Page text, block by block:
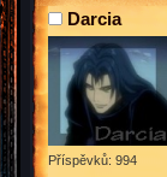
Darcia
Příspěvků: 994